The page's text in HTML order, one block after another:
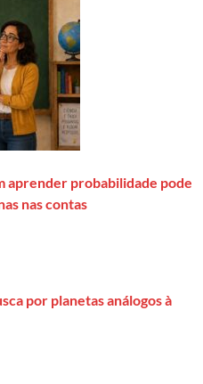
aprender probabilidade pode
nas contas
por planetas análogos à